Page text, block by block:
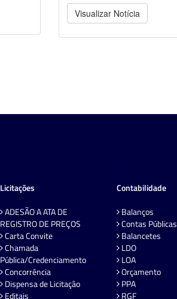
Visualizar Notícia
Licitações
ADESÃO A ATA DE
REGISTRO DE PREÇOS
Carta Convite
Chamada
Pública/Credenciamento
Concorrência
Dispensa de Licitação
Editais
Contabilidade
Balanços
Contas Públicas
Balancetes
LDO
LOA
Orçamento
PPA
RGF